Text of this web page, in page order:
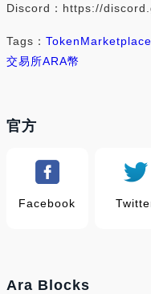
Discord：https://
Tags： TokenMarketplace
交易所ARA幣
官方
Facebook
Ara Blocks